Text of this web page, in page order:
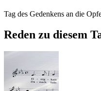
Tag des Gedenkens an die
Reden zu diesem